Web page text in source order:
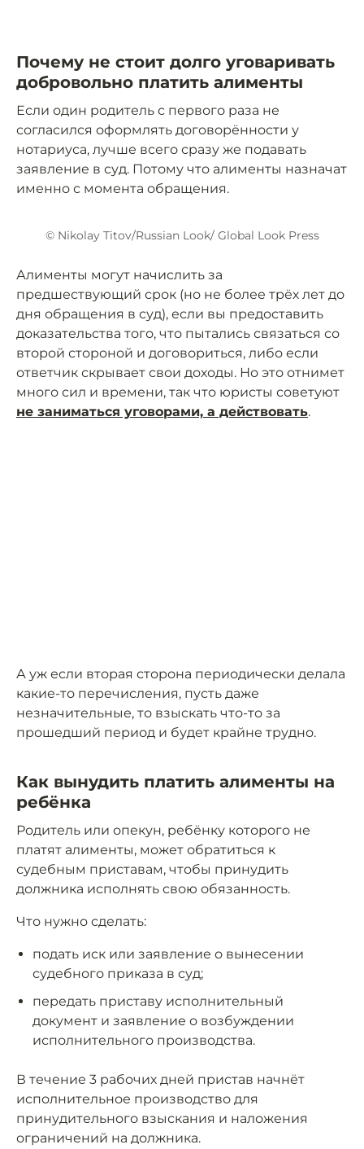
Почему не стоит долго уговаривать
добровольно платить алименты
Если один родитель с первого раза не
согласился оформлять договорённости у
нотариуса, лучше всего сразу же подавать
заявление в суд. Потому что алименты назначат
именно с момента обращения.
© Nikolay Titov/Russian Look/ Global Look Press
Алименты могут начислить за
предшествующий срок (но не более трёх лет до
дня обращения в суд), если вы предоставить
доказательства того, что пытались связаться со
второй стороной и договориться, либо если
ответчик скрывает свои доходы. Но это отнимет
много сил и времени, так что юристы советуют
не заниматься уговорами, а действовать.
А уж если вторая сторона периодически делала
какие-то перечисления, пусть даже
незначительные, то взыскать что-то за
прошедший период и будет крайне трудно.
Как вынудить платить алименты на
ребёнка
Родитель или опекун, ребёнку которого не
платят алименты, может обратиться к
судебным приставам, чтобы принудить
должника исполнять свою обязанность.
Что нужно сделать:
подать иск или заявление о вынесении
судебного приказа в суд;
передать приставу исполнительный
документ и заявление о возбуждении
исполнительного производства.
В течение 3 рабочих дней пристав начнёт
исполнительное производство для
принудительного взыскания и наложения
ограничений на должника.